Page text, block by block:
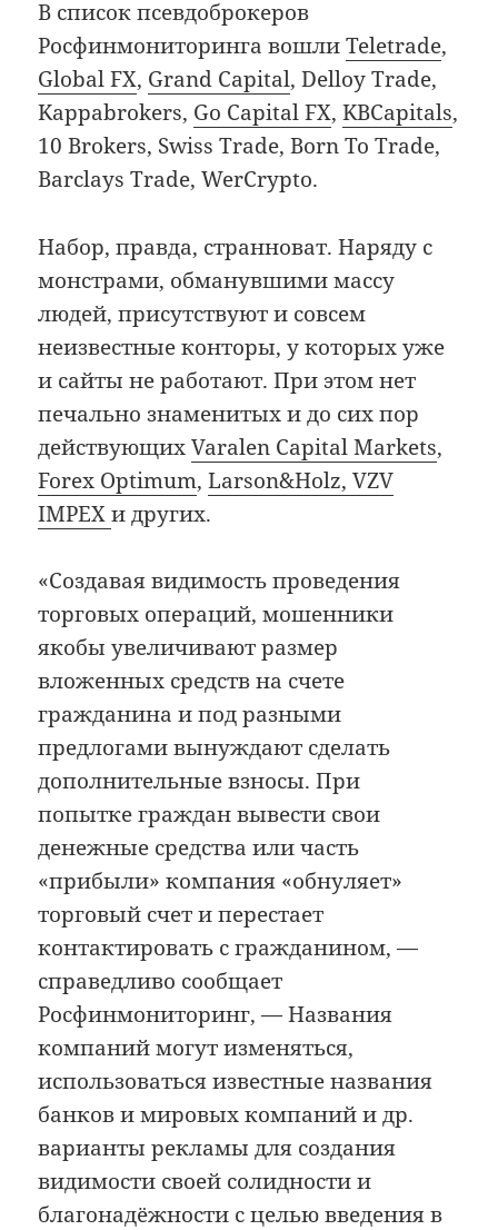
В список псевдоброкеров
Росфинмониторинга вошлиTeletrade,
Global FX, Grand Capital, Delloy Trаde,
Kappabrokers, Go Capital FX,KBCapitals,
10 Brokers, Swiss Trade, Born To Trade,
Barclays Trade, WerCrypto.
Набор, правда, странноват. Наряду с
монстрами, обманувшими массу
людей, присутствуют и совсем
неизвестные конторы, у которых уже
и сайты не работают. При этом нет
печально знаменитых и до сих пор
действующихVaralen Capital Markets,
Forex Optimum,Larson&Holz,VZV
IMPEXи других.
«Создавая видимость проведения
торговых операций, мошенники
якобы увеличивают размер
вложенных средств на счете
гражданина и под разными
предлогами вынуждают сделать
дополнительные взносы. При
попытке граждан вывести свои
денежные средства или часть
«прибыли» компания «обнуляет»
торговый счет и перестает
контактировать с гражданином, —
справедливо сообщает
Росфинмониторинг, — Названия
компаний могут изменяться,
использоваться известные названия
банков и мировых компаний и др.
варианты рекламы для создания
видимости своей солидности и
благонадёжности с целью введения в